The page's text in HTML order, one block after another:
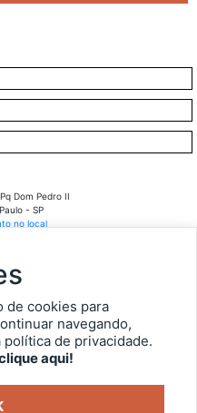
Dom Pedro II
- SP
no local
E INDÚSTRIA CRIATIVAS
de cookies para
navegando,
de privacidade.
aqui!